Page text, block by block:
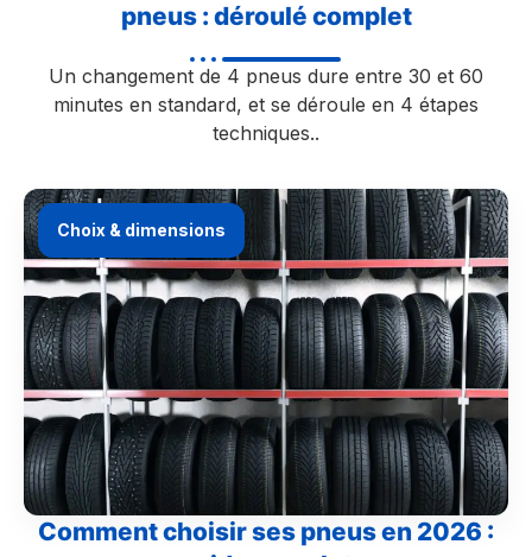
pneus : déroulé complet
Un changement de 4 pneus dure entre 30 et 60
minutes en standard, et se déroule en 4 étapes
techniques..
Choix & dimensions
Comment choisir ses pneus en 2026 :